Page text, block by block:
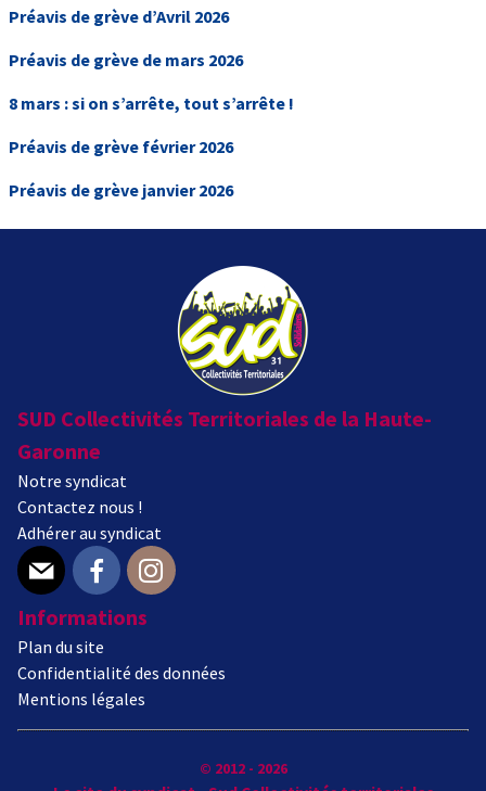
Préavis de grève d’Avril 2026
Préavis de grève de mars 2026
8 mars : si on s’arrête, tout s’arrête !
Préavis de grève février 2026
Préavis de grève janvier 2026
SUD Collectivités Territoriales de la Haute-
Garonne
Notre syndicat
Contactez nous !
Adhérer au syndicat
E-mail Facebook
Informations
Plan du site
Confidentialité des données
Mentions légales
© 2012 - 2026